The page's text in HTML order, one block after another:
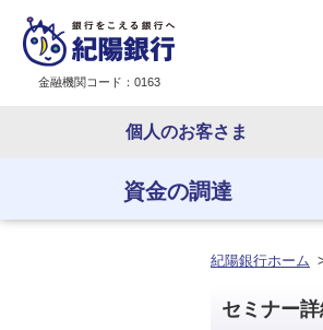
金融機関コード：0163
個人のお客さま
資金の調達
資金の調
資金の運
経営・事
ＥＢサー
紀陽銀行ホーム
セミナー詳